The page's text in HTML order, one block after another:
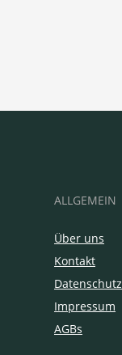
ALLGEMEIN
Über uns
Kontakt
Datenschutz
Impressum
AGBs